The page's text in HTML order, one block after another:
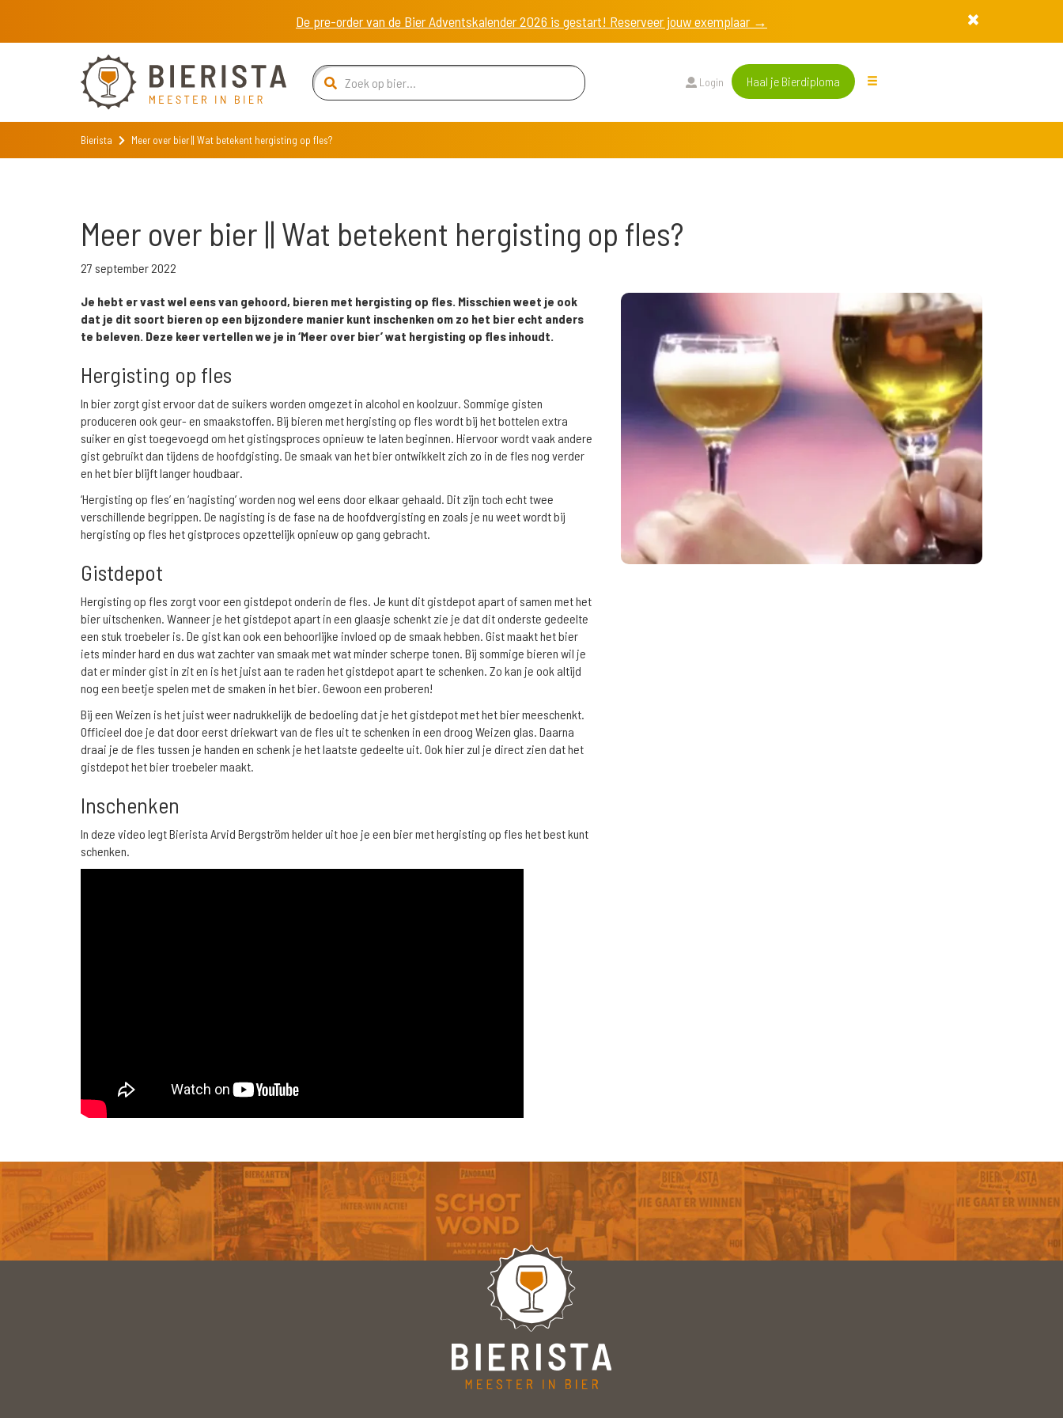
De pre-order van de Bier Adventskalender 2026 is gestart! Reserveer jouw exemplaar →
Login Haal je Bierdiploma
Bierista Meer over bier || Wat betekent hergisting op fles?
Meer over bier || Wat betekent hergisting op fles?
27 september 2022
Je hebt er vast wel eens van gehoord, bieren met hergisting op fles. Misschien weet je ook
dat je dit soort bieren op een bijzondere manier kunt inschenken om zo het bier echt anders
te beleven. Deze keer vertellen we je in ‘Meer over bier’ wat hergisting op fles inhoudt.
Hergisting op fles
In bier zorgt gist ervoor dat de suikers worden omgezet in alcohol en koolzuur. Sommige gisten
produceren ook geur- en smaakstoffen. Bij bieren met hergisting op fles wordt bij het bottelen extra
suiker en gist toegevoegd om het gistingsproces opnieuw te laten beginnen. Hiervoor wordt vaak andere
gist gebruikt dan tijdens de hoofdgisting. De smaak van het bier ontwikkelt zich zo in de fles nog verder
en het bier blijft langer houdbaar.
‘Hergisting op fles’ en ‘nagisting’ worden nog wel eens door elkaar gehaald. Dit zijn toch echt twee
verschillende begrippen. De nagisting is de fase na de hoofdvergisting en zoals je nu weet wordt bij
hergisting op fles het gistproces opzettelijk opnieuw op gang gebracht.
Gistdepot
Hergisting op fles zorgt voor een gistdepot onderin de fles. Je kunt dit gistdepot apart of samen met het
bier uitschenken. Wanneer je het gistdepot apart in een glaasje schenkt zie je dat dit onderste gedeelte
een stuk troebeler is. De gist kan ook een behoorlijke invloed op de smaak hebben. Gist maakt het bier
iets minder hard en dus wat zachter van smaak met wat minder scherpe tonen. Bij sommige bieren wil je
dat er minder gist in zit en is het juist aan te raden het gistdepot apart te schenken. Zo kan je ook altijd
nog een beetje spelen met de smaken in het bier. Gewoon een proberen!
Bij een Weizen is het juist weer nadrukkelijk de bedoeling dat je het gistdepot met het bier meeschenkt.
Officieel doe je dat door eerst driekwart van de fles uit te schenken in een droog Weizen glas. Daarna
draai je de fles tussen je handen en schenk je het laatste gedeelte uit. Ook hier zul je direct zien dat het
gistdepot het bier troebeler maakt.
Inschenken
In deze video legt Bierista Arvid Bergström helder uit hoe je een bier met hergisting op fles het best kunt
schenken.